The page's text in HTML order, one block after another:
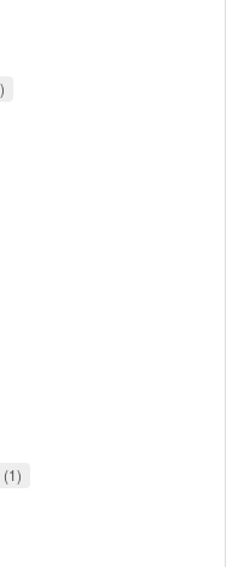
1